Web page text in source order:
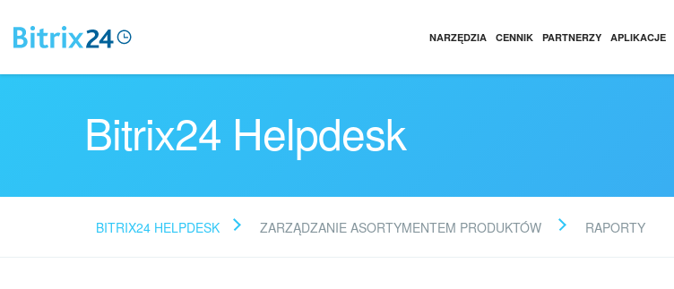
NARZĘDZIA CENNIK PARTNERZY APLIKACJE
Bitrix24 Helpdesk
BITRIX24 HELPDESK ZARZĄDZANIE ASORTYMENTEM PRODUKTÓW RAPORTY